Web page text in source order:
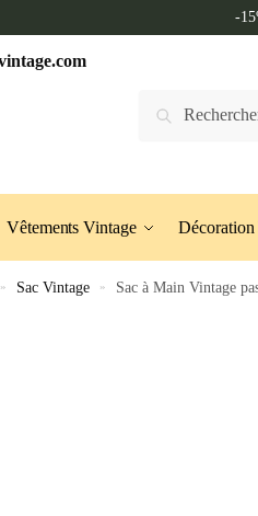
-
Vêtements Vintage
» Sac Vintage » Sac à Main Vintage